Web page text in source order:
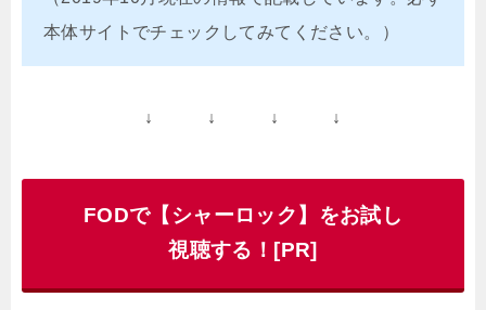
本体サイトでチェックしてみてください。）
↓ ↓ ↓ ↓
FODで【シャーロック】をお試し
視聴する！[PR]